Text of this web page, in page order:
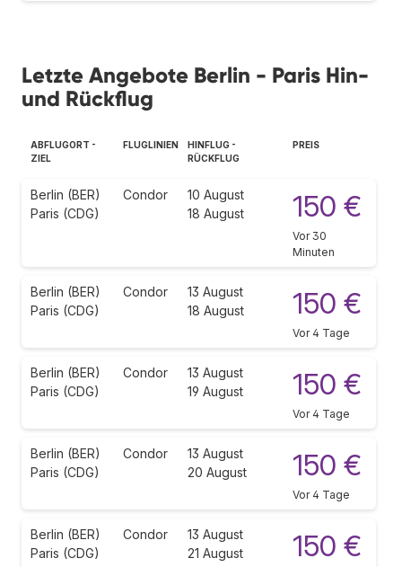
Letzte Angebote Berlin - Paris Hin-
und Rückflug
ABFLUGORT -
ZIEL
FLUGLINIEN
HINFLUG -
RÜCKFLUG
PREIS
Berlin (BER)
Paris (CDG)
Condor
10 August
18 August
150 €
Vor 30
Minuten
Berlin (BER)
Paris (CDG)
Condor
13 August
18 August
150 €
Vor 4 Tage
Berlin (BER)
Paris (CDG)
Condor
13 August
19 August
150 €
Vor 4 Tage
Berlin (BER)
Paris (CDG)
Condor
13 August
20 August
150 €
Vor 4 Tage
Berlin (BER)
Paris (CDG)
Condor
13 August
21 August
150 €